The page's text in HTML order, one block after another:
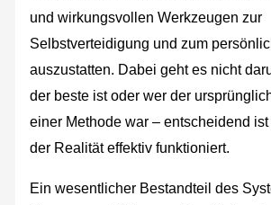
und wirkungsvollen Werkzeugen zur
Selbstverteidigung und zum
auszustatten. Dabei geht es nicht
der beste ist oder wer der
einer Methode war – entscheidend
der Realität effektiv funktioniert.
Ein wesentlicher Bestandteil des